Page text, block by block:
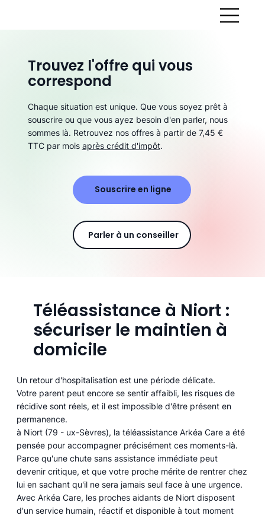
Téléassistance à Niort :
sécuriser le maintien à
domicile
Un retour d'hospitalisation est une période délicate.
Votre parent peut encore se sentir affaibli, les risques de
récidive sont réels, et il est impossible d'être présent en
permanence.
à Niort (79 - ux-Sèvres), la téléassistance Arkéa Care a été
pensée pour accompagner précisément ces moments-là.
Parce qu'une chute sans assistance immédiate peut
devenir critique, et que votre proche mérite de rentrer chez
lui en sachant qu'il ne sera jamais seul face à une urgence.
Avec Arkéa Care, les proches aidants de Niort disposent
d'un service humain, réactif et disponible à tout moment
Trouvez l'offre qui vous
correspond
Chaque situation est unique. Que vous soyez prêt à
souscrire ou que vous ayez besoin d'en parler, nous
sommes là. Retrouvez nos offres à partir de 7,45 €
TTC par mois après crédit d'impôt.
Souscrire en ligne
Parler à un conseiller